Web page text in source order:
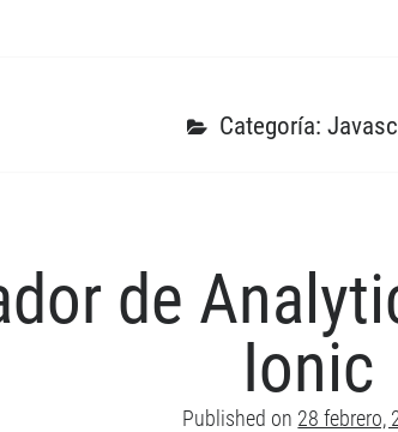
Categoría:
de
Ionic
Published on 28 febrero,